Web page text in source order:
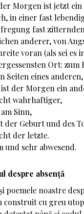
Morgen ist jetzt ein
in einer fast
fast
anderer, von
voran (als sei es
Ort: zum
Seiten eines
der Morgen ein
wahrhaftiger,
Sinn,
der Geburt und des
der letzte.
und sehr abwesend.
despre absență
poemele noastre
construit cu greu